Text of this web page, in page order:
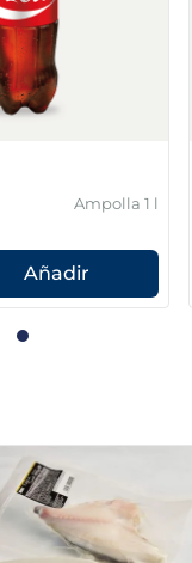
Ampolla 1 l
Añadir